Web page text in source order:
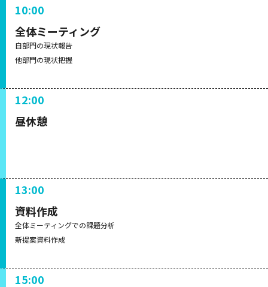
10:00
全体ミーティング
自部門の現状報告
他部門の現状把握
12:00
昼休憩
13:00
資料作成
全体ミーティングでの課題分析
新提案資料作成
15:00